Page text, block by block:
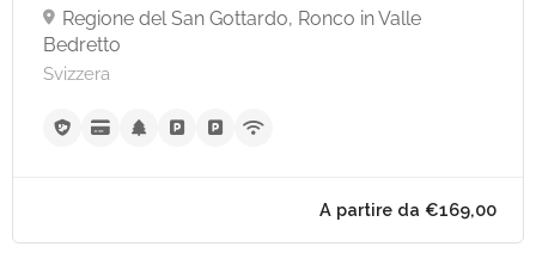
Regione del San Gottardo, Ronco in Valle
Bedretto
Svizzera